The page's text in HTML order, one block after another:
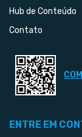
Hub de Conteúdo
Contato
ENTRE EM